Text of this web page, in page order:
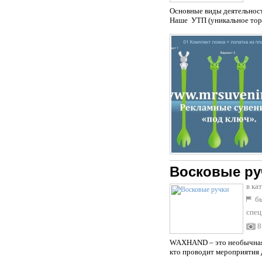
Основные виды
Наше УТП (уникальное
Восковые
в
8
WAXHAND – это
кто проводит мероприятия